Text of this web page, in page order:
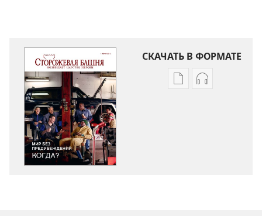
СКАЧАТЬ В ФОРМАТЕ
ВариантыВарианты